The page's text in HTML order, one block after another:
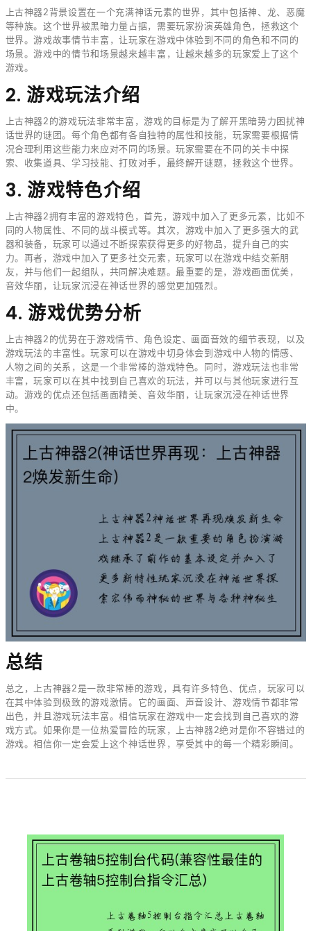
上古神器2背景设置在一个充满神话元素的世界，其中包括神、龙、恶魔
等种族。这个世界被黑暗力量占据，需要玩家扮演英雄角色，拯救这个
世界。游戏故事情节丰富，让玩家在游戏中体验到不同的角色和不同的
场景。游戏中的情节和场景越来越丰富，让越来越多的玩家爱上了这个
游戏。
2. 游戏玩法介绍
上古神器2的游戏玩法非常丰富，游戏的目标是为了解开黑暗势力困扰神
话世界的谜团。每个角色都有各自独特的属性和技能，玩家需要根据情
况合理利用这些能力来应对不同的场景。玩家需要在不同的关卡中探
索、收集道具、学习技能、打败对手，最终解开谜题，拯救这个世界。
3. 游戏特色介绍
上古神器2拥有丰富的游戏特色，首先，游戏中加入了更多元素，比如不
同的人物属性、不同的战斗模式等。其次，游戏中加入了更多强大的武
器和装备，玩家可以通过不断探索获得更多的好物品，提升自己的实
力。再者，游戏中加入了更多社交元素，玩家可以在游戏中结交新朋
友，并与他们一起组队，共同解决难题。最重要的是，游戏画面优美，
音效华丽，让玩家沉浸在神话世界的感觉更加强烈。
4. 游戏优势分析
上古神器2的优势在于游戏情节、角色设定、画面音效的细节表现，以及
游戏玩法的丰富性。玩家可以在游戏中切身体会到游戏中人物的情感、
人物之间的关系，这是一个非常棒的游戏特色。同时，游戏玩法也非常
丰富，玩家可以在其中找到自己喜欢的玩法，并可以与其他玩家进行互
动。游戏的优点还包括画面精美、音效华丽，让玩家沉浸在神话世界
中。
总结
总之，上古神器2是一款非常棒的游戏，具有许多特色、优点，玩家可以
在其中体验到极致的游戏激情。它的画面、声音设计、游戏情节都非常
出色，并且游戏玩法丰富。相信玩家在游戏中一定会找到自己喜欢的游
戏方式。如果你是一位热爱冒险的玩家，上古神器2绝对是你不容错过的
游戏。相信你一定会爱上这个神话世界，享受其中的每一个精彩瞬间。